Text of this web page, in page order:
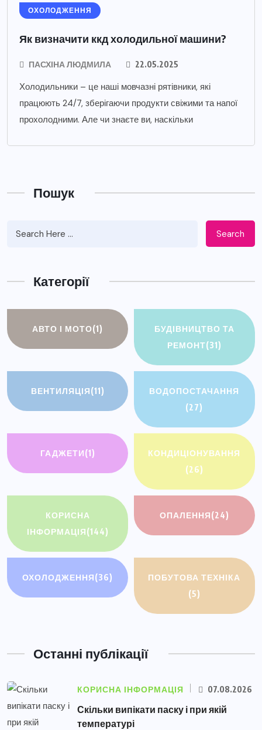
ОХОЛОДЖЕННЯ
Як визначити ккд холодильної машини?
ПАСХІНА ЛЮДМИЛА 22.05.2025
Холодильники – це наші мовчазні рятівники, які
працюють 24/7, зберігаючи продукти свіжими та напої
прохолодними. Але чи знаєте ви, наскільки
Пошук
Search
Категорії
АВТО І МОТО(1)
БУДІВНИЦТВО ТА
РЕМОНТ(31)
ВЕНТИЛЯЦІЯ(11)
ВОДОПОСТАЧАННЯ
(27)
ГАДЖЕТИ(1)
КОНДИЦІОНУВАННЯ
(26)
КОРИСНА
ІНФОРМАЦІЯ(144)
ОПАЛЕННЯ(24)
ОХОЛОДЖЕННЯ(36)
ПОБУТОВА ТЕХНІКА
(5)
Останні публікації
КОРИСНА ІНФОРМАЦІЯ 07.08.2026
Скільки випікати паску і при якій
температурі